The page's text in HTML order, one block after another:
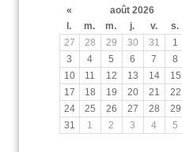
« août 2026
l.
m. m. j. v. s.
27
28 29 30 31 1
3
4 5 6 7 8
10
11 12 13 14 15
17
18 19 20 21 22
24
25 26 27 28 29
31
1 2 3 4 5